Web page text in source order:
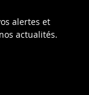
alertes et
actualités.